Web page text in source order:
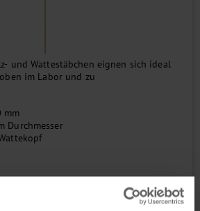
und Wattestäbchen eignen sich ideal
im Labor und zu
mm
Durchmesser